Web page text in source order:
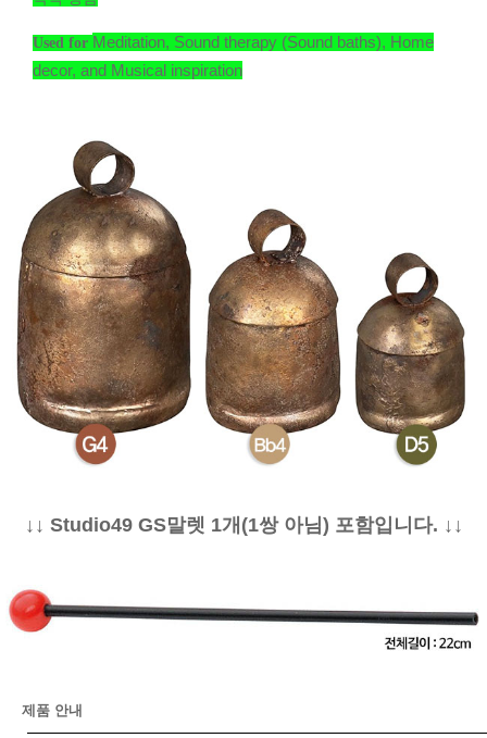
Used for Meditation, Sound therapy (Sound baths), Home
decor, and Musical inspiration
↓↓ Studio49 GS말렛 1개(1쌍 아님) 포함입니다. ↓↓
제품 안내